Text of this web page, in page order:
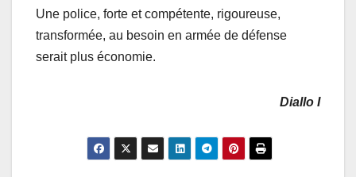
Une police, forte et compétente, rigoureuse,
transformée, au besoin en armée de défense
serait plus économie.
Diallo I